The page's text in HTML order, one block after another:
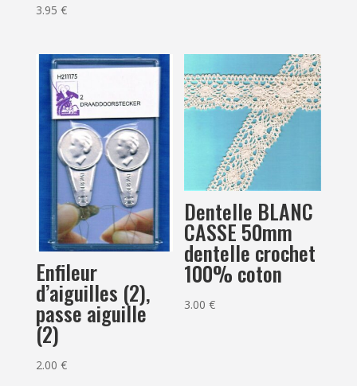
3.95 €
Enfileur
d’aiguilles (2),
passe aiguille
(2)
2.00 €
Dentelle BLANC
CASSE 50mm
dentelle crochet
100% coton
3.00€